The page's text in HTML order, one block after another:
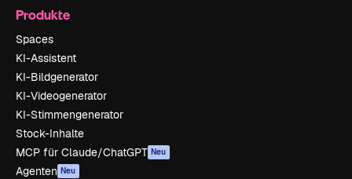
Produkte
Spaces
KI-Assistent
KI-Bildgenerator
KI-Videogenerator
KI-Stimmengenerator
Stock-Inhalte
MCP für Claude/ChatGPT Neu
Agenten Neu